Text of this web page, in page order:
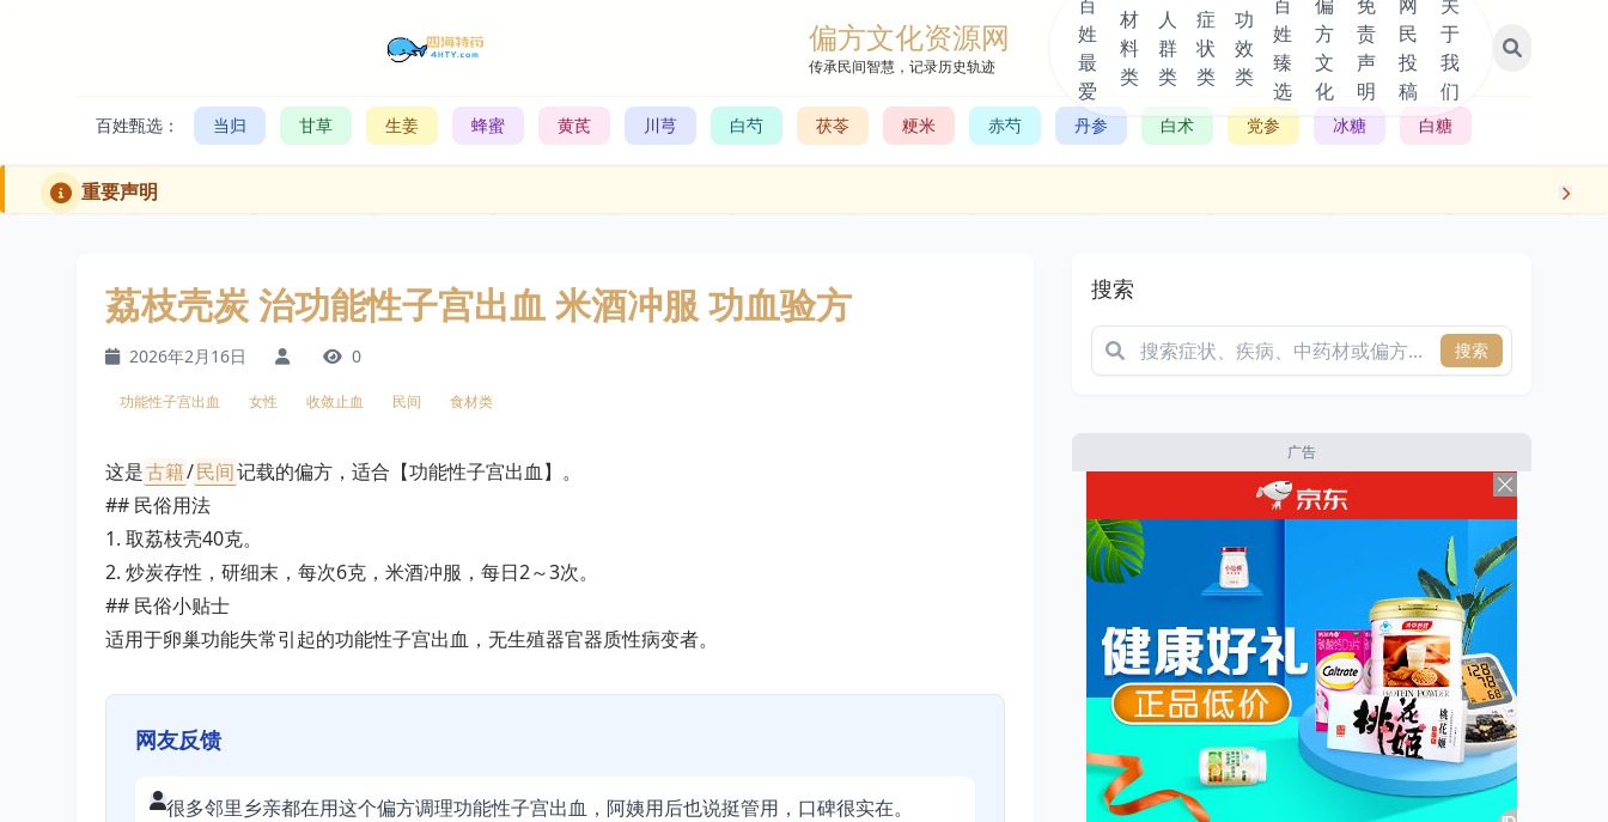
偏方文化资源网
传承民间智慧，记录历史轨迹
姓
最
爱
材
料
类
人
群
类
症
状
类
功
效
类
姓
臻
选
方
文
化
责
声
明
民
投
稿
于
我
们
百姓甄选： 当归 甘草 生姜 蜂蜜 黄芪 川芎 白芍 茯苓 粳米 赤芍 丹参 白术 党参 冰糖 白糖
重要声明
荔枝壳炭 治功能性子宫出血 米酒冲服 功血验方
2026年2月16日 0
功能性子宫出血 女性 收敛止血 民间 食材类
这是古籍/民间记载的偏方，适合【功能性子宫出血】。
## 民俗用法
1. 取荔枝壳40克。
2. 炒炭存性，研细末，每次6克，米酒冲服，每日2～3次。
## 民俗小贴士
适用于卵巢功能失常引起的功能性子宫出血，无生殖器官器质性病变者。
网友反馈
很多邻里乡亲都在用这个偏方调理功能性子宫出血，阿姨用后也说挺管用，口碑很实在。
搜索
搜索
广告